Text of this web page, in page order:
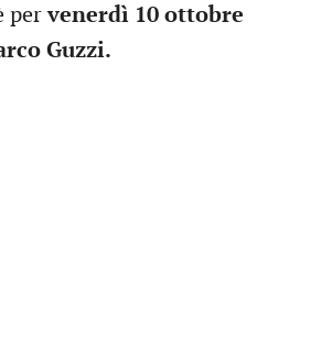
pervenerdì 10 ottobre
Guzzi.